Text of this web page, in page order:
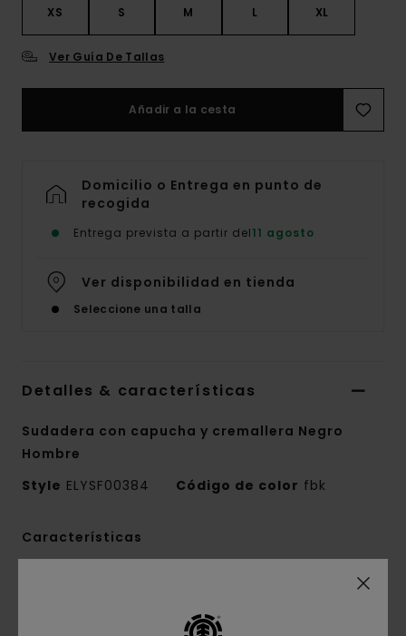
XS S M L XL
Ver Guía De Tallas
Añadir a la cesta
Domicilio o Entrega en punto de
recogida
Entrega prevista a partir del11 agosto
Ver disponibilidad en tienda
Seleccione una talla
Detalles & características
Sudadera con capucha y cremallera Negro
Hombre
Style ELYSF00384 Código de color fbk
Características